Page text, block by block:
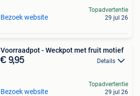
Bezoek website
Topadvertentie
29 jul 26
Voorraadpot - Weckpot met fruit motief
€ 9,95 Details
Bezoek website
Topadvertentie
29 jul 26